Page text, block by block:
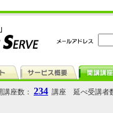
座数： 234 講座 延べ受講者